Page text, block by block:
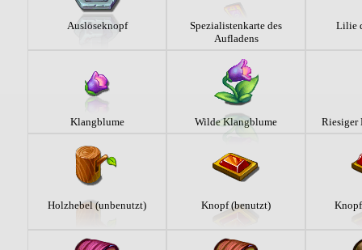
Auslöseknopf
Spezialistenkarte des
Aufladens
Lilie
Klangblume Wilde Klangblume Riesiger
Holzhebel (unbenutzt) Knopf (benutzt)